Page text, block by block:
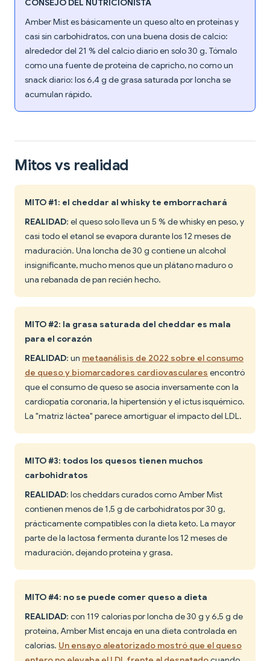
CONSEJO DEL NUTRICIONISTA
Amber Mist es básicamente un queso alto en proteínas y
casi sin carbohidratos, con una buena dosis de calcio:
alrededor del 21 % del calcio diario en solo 30 g. Tómalo
como una fuente de proteína de capricho, no como un
snack diario: los 6,4 g de grasa saturada por loncha se
acumulan rápido.
Mitos vs realidad
MITO #1: el cheddar al whisky te emborrachará
REALIDAD: el queso solo lleva un 5 % de whisky en peso, y
casi todo el etanol se evapora durante los 12 meses de
maduración. Una loncha de 30 g contiene un alcohol
insignificante, mucho menos que un plátano maduro o
una rebanada de pan recién hecho.
MITO #2: la grasa saturada del cheddar es mala
para el corazón
REALIDAD: un metaanálisis de 2022 sobre el consumo
de queso y biomarcadores cardiovasculares encontró
que el consumo de queso se asocia inversamente con la
cardiopatía coronaria, la hipertensión y el ictus isquémico.
La "matriz láctea" parece amortiguar el impacto del LDL.
MITO #3: todos los quesos tienen muchos
carbohidratos
REALIDAD: los cheddars curados como Amber Mist
contienen menos de 1,5 g de carbohidratos por 30 g,
prácticamente compatibles con la dieta keto. La mayor
parte de la lactosa fermenta durante los 12 meses de
maduración, dejando proteína y grasa.
MITO #4: no se puede comer queso a dieta
REALIDAD: con 119 calorías por loncha de 30 g y 6,5 g de
proteína, Amber Mist encaja en una dieta controlada en
calorías. Un ensayo aleatorizado mostró que el queso